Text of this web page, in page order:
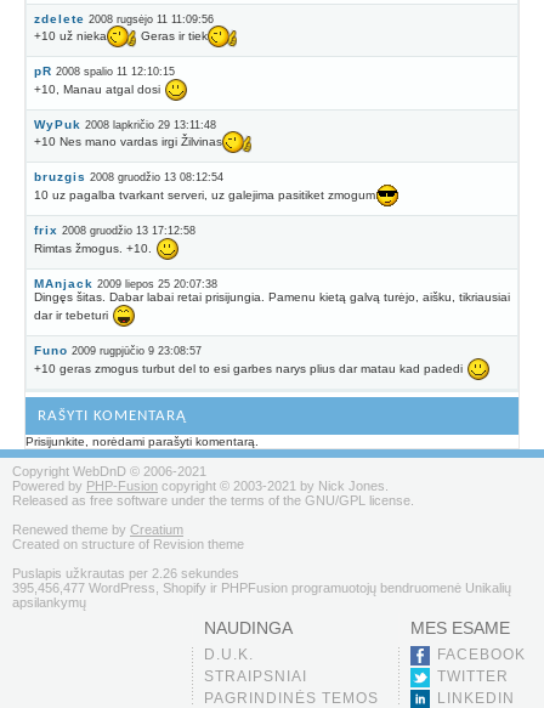
zdelete 2008 rugsėjo 11 11:09:56
+10 už nieka Geras ir tiek
pR 2008 spalio 11 12:10:15
+10, Manau atgal dosi
WyPuk 2008 lapkričio 29 13:11:48
+10 Nes mano vardas irgi Žilvinas
bruzgis 2008 gruodžio 13 08:12:54
10 uz pagalba tvarkant serveri, uz galejima pasitiket zmogum
frix 2008 gruodžio 13 17:12:58
Rimtas žmogus. +10.
MAnjack 2009 liepos 25 20:07:38
Dingęs šitas. Dabar labai retai prisijungia. Pamenu kietą galvą turėjo, aišku, tikriausiai
dar ir tebeturi
Funo 2009 rugpjūčio 9 23:08:57
+10 geras zmogus turbut del to esi garbes narys plius dar matau kad padedi
RAŠYTI KOMENTARĄ
Prisijunkite, norėdami parašyti komentarą.
Copyright WebDnD © 2006-2021
Powered by PHP-Fusion copyright © 2003-2021 by Nick Jones.
Released as free software under the terms of the GNU/GPL license.
Renewed theme by Creatium
Created on structure of Revision theme
Puslapis užkrautas per 2.26 sekundes
395,456,477 WordPress, Shopify ir PHPFusion programuotojų bendruomenė Unikalių
apsilankymų
NAUDINGA
D.U.K.
STRAIPSNIAI
PAGRINDINĖS TEMOS
MES ESAME
FACEBOOK
TWITTER
LINKEDIN